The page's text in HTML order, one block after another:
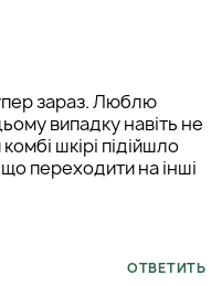
зараз. Люблю
випадку навіть не
шкірі підійшло
переходити на інші
ОТВЕТИТЬ